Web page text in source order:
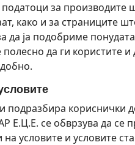
за производите
како и за страниците
да ја подобриме
да ги користите и
подразбира кориснички
Е.Ц.Е. се обврзува да се
условите и условите